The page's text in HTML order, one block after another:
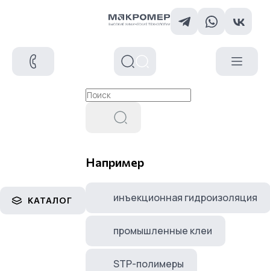
КАТАЛОГ
Например
инъекционная гидроизоляция
промышленные клеи
STP-полимеры